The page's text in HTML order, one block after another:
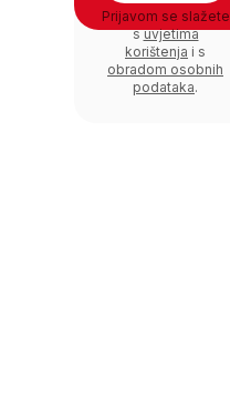
Prijavom se slažete
suvjetima
korištenja i s
obradom osobnih
podataka.